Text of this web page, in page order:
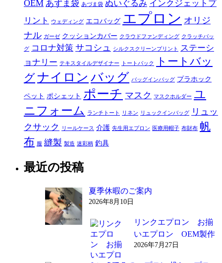
OEM あずま袋 あづま袋 ぬいぐるみ インクジェットプ
リント
ウェディング エコバッグ エプロン オリジ
ナル ガーゼ クッションカバー クラウドファンディング クラッチバッ
グ コロナ対策 サコシュ シルクスクリーンプリント
ステーシ
ョナリー テキスタイルデザイナー トートバック
トートバッ
グナイロン バッグ バッグインバッグ プラホック
ペット ポシェット ポーチ マスク マスクホルダー ユ
ニフォーム
ランチトート リネン リュックインバッグ
リュッ
クサック
リールケース 介護 先生用エプロン 医療用帽子 布財布 帆
布 服 縫製 製造 迷彩柄 釣具
最近の投稿
夏季休暇のご案内
2026年8月10日
リンクエプロン お揃
いエプロン OEM製作
2026年7月27日